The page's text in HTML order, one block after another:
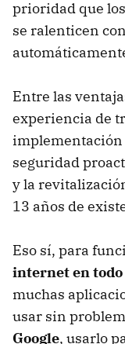
prioridad que
se ralenticen
Entre las
experiencia de
seguridad
y la
13 años de
Eso sí, para
internet en
muchas
usar sin
Google, usarlo